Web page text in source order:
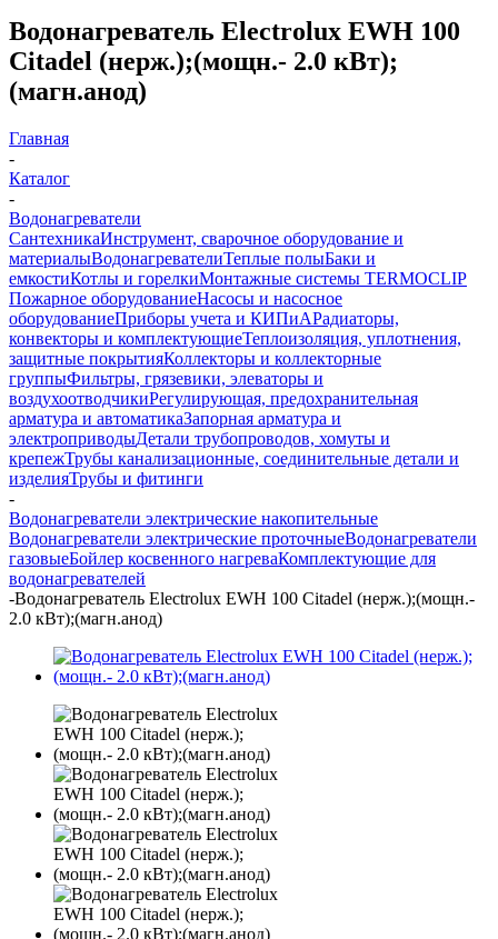
Водонагреватель Electrolux EWH 100
Citadel (нерж.);(мощн.- 2.0 кВт);
(магн.анод)
Главная
-
Каталог
-
Водонагреватели
СантехникаИнструмент, сварочное оборудование и
материалыВодонагревателиТеплые полыБаки и
емкостиКотлы и горелкиМонтажные системы TERMOCLIP
Пожарное оборудованиеНасосы и насосное
оборудованиеПриборы учета и КИПиАРадиаторы,
конвекторы и комплектующиеТеплоизоляция, уплотнения,
защитные покрытияКоллекторы и коллекторные
группыФильтры, грязевики, элеваторы и
воздухоотводчикиРегулирующая, предохранительная
арматура и автоматикаЗапорная арматура и
электроприводыДетали трубопроводов, хомуты и
крепежТрубы канализационные, соединительные детали и
изделияТрубы и фитинги
-
Водонагреватели электрические накопительные
Водонагреватели электрические проточныеВодонагреватели
газовыеБойлер косвенного нагреваКомплектующие для
водонагревателей
-Водонагреватель Electrolux EWH 100 Citadel (нерж.);(мощн.-
2.0 кВт);(магн.анод)